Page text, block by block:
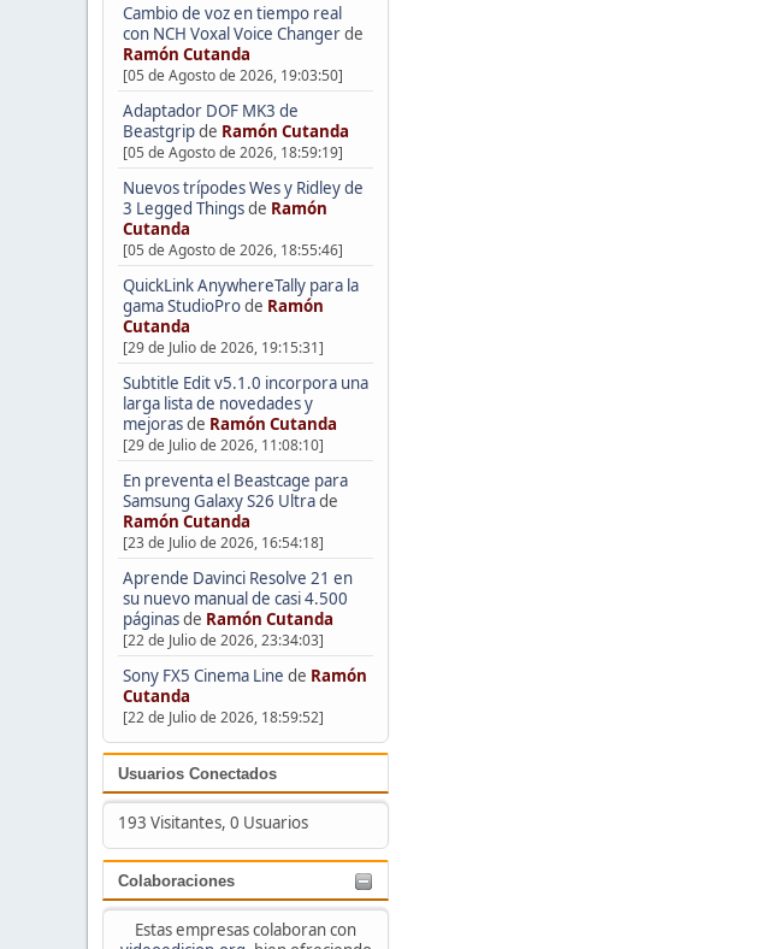
Cambio de voz en tiempo real
con NCH Voxal Voice Changerde
Ramón Cutanda
[05 de Agosto de 2026, 19:03:50]
Adaptador DOF MK3 de
Beastgripde Ramón Cutanda
[05 de Agosto de 2026, 18:59:19]
Nuevos trípodes Wes y Ridley de
3 Legged Thingsde Ramón
Cutanda
[05 de Agosto de 2026, 18:55:46]
QuickLink AnywhereTally para la
gama StudioProde Ramón
Cutanda
[29 de Julio de 2026, 19:15:31]
Subtitle Edit v5.1.0 incorpora una
larga lista de novedades y
mejorasde Ramón Cutanda
[29 de Julio de 2026, 11:08:10]
En preventa el Beastcage para
Samsung Galaxy S26 Ultrade
Ramón Cutanda
[23 de Julio de 2026, 16:54:18]
Aprende Davinci Resolve 21 en
su nuevo manual de casi 4.500
páginasde Ramón Cutanda
[22 de Julio de 2026, 23:34:03]
Sony FX5 Cinema Line de Ramón
Cutanda
[22 de Julio de 2026, 18:59:52]
Usuarios Conectados
193 Visitantes, 0 Usuarios
Colaboraciones
Estas empresas colaboran con